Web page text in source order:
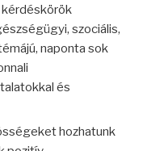
szociális,
naponta sok
és
hozhatunk